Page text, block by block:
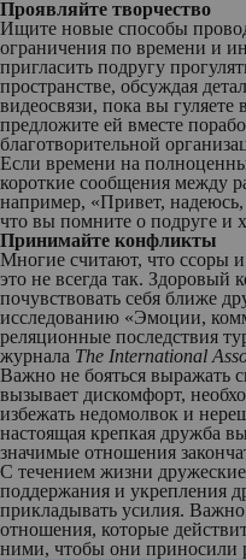
Проявляйте творчество
Ищите новые способы
ограничения по времени и
пригласить подругу
пространстве, обсуждая
видеосвязи, пока вы
предложите ей вместе
благотворительной
Если времени на
короткие сообщения между
например, «Привет,
что вы помните о подруге и
Принимайте конфликты
Многие считают, что ссоры
это не всегда так.
почувствовать себя ближе
исследованию «Эмоции,
реляционные последствия
журнала The International
Важно не бояться выражать
вызывает дискомфорт,
избежать недомолвок и
настоящая крепкая дружба
значимые отношения
С течением жизни
поддержания и укрепления
прикладывать усилия. Важно
отношения, которые
ними, чтобы они приносили